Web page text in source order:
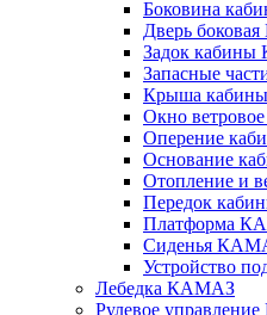
Боковина
Дверь
Задок
Запасные
Крыша
Окно
Оперение
Основание
Отопление и
Передок
Платформа
Сиденья
Устройство
Лебедка КАМАЗ
Рулевое